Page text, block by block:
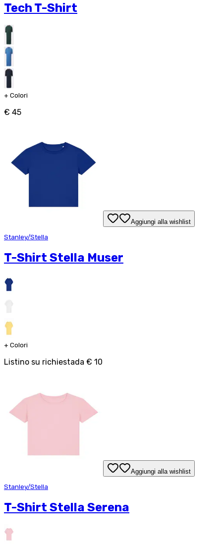
Tech T-Shirt
+ Colori
€ 45
Aggiungi alla wishlist
Stanley/Stella
T-Shirt Stella Muser
+ Colori
Listino su richiestada € 10
Aggiungi alla wishlist
Stanley/Stella
T-Shirt Stella Serena